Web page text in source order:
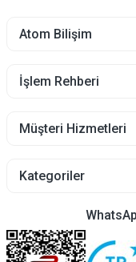
Atom Bilişim
İşlem Rehberi
Müşteri Hizmetleri
Kategoriler